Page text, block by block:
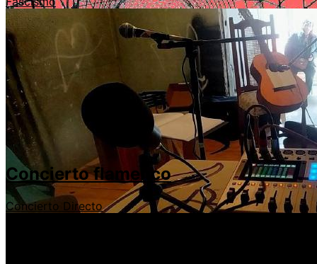
Concierto flamenco
Concierto Directo